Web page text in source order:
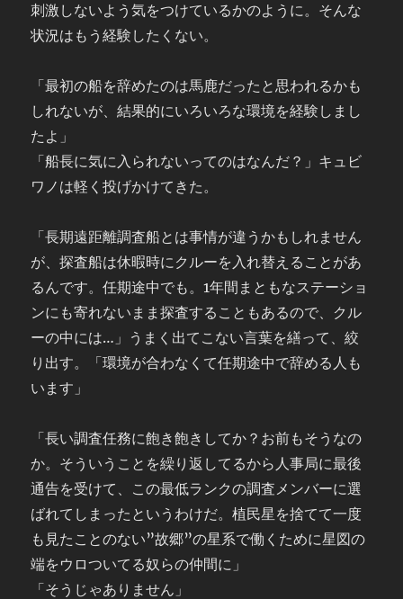
刺激しないよう気をつけているかのように。そんな
状況はもう経験したくない。
「最初の船を辞めたのは馬鹿だったと思われるかも
しれないが、結果的にいろいろな環境を経験しまし
たよ」
「船長に気に入られないってのはなんだ？」キュビ
ワノは軽く投げかけてきた。
「長期遠距離調査船とは事情が違うかもしれません
が、探査船は休暇時にクルーを入れ替えることがあ
るんです。任期途中でも。1年間まともなステーショ
ンにも寄れないまま探査することもあるので、クル
ーの中には…」うまく出てこない言葉を繕って、絞
り出す。「環境が合わなくて任期途中で辞める人も
います」
「長い調査任務に飽き飽きしてか？お前もそうなの
か。そういうことを繰り返してるから人事局に最後
通告を受けて、この最低ランクの調査メンバーに選
ばれてしまったというわけだ。植民星を捨てて一度
も見たことのない”故郷”の星系で働くために星図の
端をウロついてる奴らの仲間に」
「そうじゃありません」